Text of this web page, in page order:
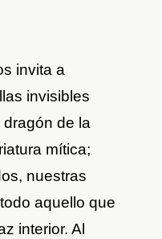
invita a
invisibles
de la
mítica;
nuestras
aquello que
interior. Al